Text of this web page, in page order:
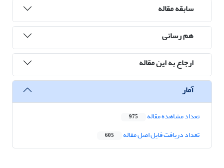
سابقه مقاله
هم رسانی
ارجاع به این مقاله
آمار
تعداد مشاهده مقاله 975
تعداد دریافت فایل اصل مقاله 605